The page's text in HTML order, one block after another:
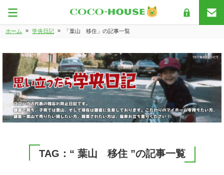
ホーム » 学央日記 » 「葉山 移住」の記事一覧
TAG：“ 葉山 移住 ”の記事一覧